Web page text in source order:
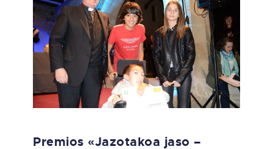
ACTUALIDAD
PROYECTOS
ACCESO AL
EMPLEO
Premios «Jazotakoa jaso –